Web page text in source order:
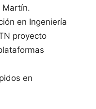
Martín.
en Ingeniería
proyecto
en